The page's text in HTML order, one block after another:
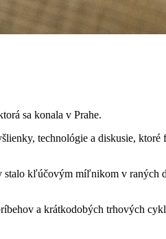
sa konala v Prahe.
technológie a diskusie,
stalo kľúčovým míľnikom v raných
a krátkodobých trhových